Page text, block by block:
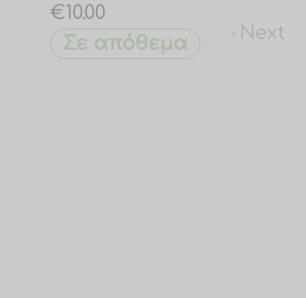
€10.00
Σε απόθεμα
Next